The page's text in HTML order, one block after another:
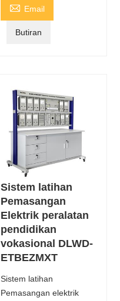
 Email
Butiran
Sistem latihan
Pemasangan
Elektrik peralatan
pendidikan
vokasional DLWD-
ETBEZMXT
Sistem latihan
Pemasangan elektrik